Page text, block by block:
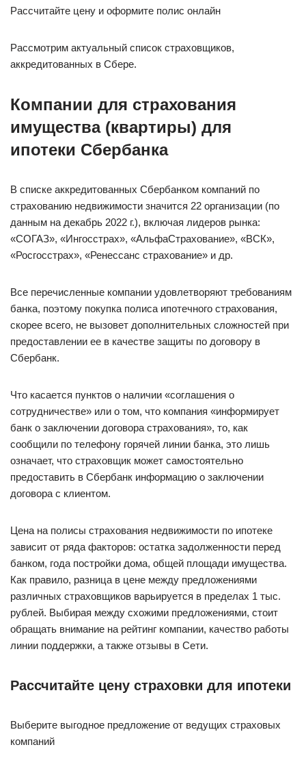
Рассчитайте цену и оформите полис онлайн
Рассмотрим актуальный список страховщиков,
аккредитованных в Сбере.
Компании для страхования
имущества (квартиры) для
ипотеки Сбербанка
В списке аккредитованных Сбербанком компаний по
страхованию недвижимости значится 22 организации (по
данным на декабрь 2022 г.), включая лидеров рынка:
«СОГАЗ», «Ингосстрах», «АльфаСтрахование», «ВСК»,
«Росгосстрах», «Ренессанс страхование» и др.
Все перечисленные компании удовлетворяют требованиям
банка, поэтому покупка полиса ипотечного страхования,
скорее всего, не вызовет дополнительных сложностей при
предоставлении ее в качестве защиты по договору в
Сбербанк.
Что касается пунктов о наличии «соглашения о
сотрудничестве» или о том, что компания «информирует
банк о заключении договора страхования», то, как
сообщили по телефону горячей линии банка, это лишь
означает, что страховщик может самостоятельно
предоставить в Сбербанк информацию о заключении
договора с клиентом.
Цена на полисы страхования недвижимости по ипотеке
зависит от ряда факторов: остатка задолженности перед
банком, года постройки дома, общей площади имущества.
Как правило, разница в цене между предложениями
различных страховщиков варьируется в пределах 1 тыс.
рублей. Выбирая между схожими предложениями, стоит
обращать внимание на рейтинг компании, качество работы
линии поддержки, а также отзывы в Сети.
Рассчитайте цену страховки для ипотеки
Выберите выгодное предложение от ведущих страховых
компаний